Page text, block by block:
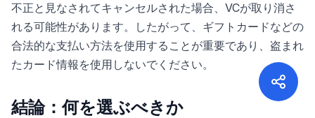
不正と見なされてキャンセルされた場合、VCが取り消さ
れる可能性があります。したがって、ギフトカードなどの
合法的な支払い方法を使用することが重要であり、盗まれ
たカード情報を使用しないでください。
結論：何を選ぶべきか